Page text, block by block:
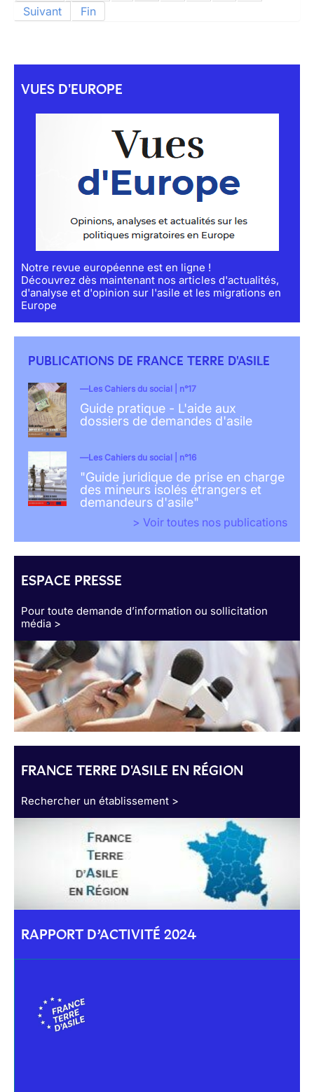
Suivant
Fin
VUES D'EUROPE
Notre revue européenne est en ligne !
Découvrez dès maintenant nos articles d'actualités,
d'analyse et d'opinion sur l'asile et les migrations en
Europe
PUBLICATIONS DE FRANCE TERRE D'ASILE
Les Cahiers du social | n°17
Guide pratique - L'aide aux
dossiers de demandes d'asile
Les Cahiers du social | n°16
"Guide juridique de prise en charge
des mineurs isolés étrangers et
demandeurs d'asile"
> Voir toutes nos publications
ESPACE PRESSE
Pour toute demande d’information ou sollicitation
média >
FRANCE TERRE D'ASILE EN RÉGION
Rechercher un établissement >
RAPPORT D’ACTIVITÉ 2024